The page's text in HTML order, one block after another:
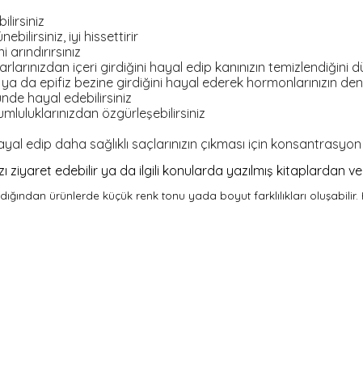
iyi hissettirir
içeri girdiğini hayal edip kanınızın temizlendiğini
da epifiz bezine girdiğini hayal ederek hormonlarınızın
hayal edebilirsiniz
özgürleşebilirsiniz
edip daha sağlıklı saçlarınızın çıkması için
ziyaret edebilir ya da ilgili konularda yazılmış kitaplardan
ürünlerde küçük renk tonu yada boyut farklılıkları